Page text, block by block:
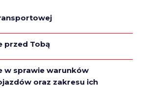
przed Tobą
w sprawie warunków
oraz zakresu ich